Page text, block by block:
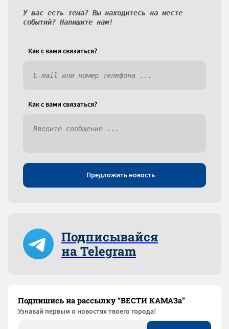
У вас есть тема? Вы находитесь на месте
событий? Напишите нам!
Как c вами связаться?
Как c вами связаться?
Предложить новость
Подписывайся
на Telegram
Подпишись на рассылку “ВЕСТИ КАМАЗа”
Узнaвай первым о новостях твоего города!